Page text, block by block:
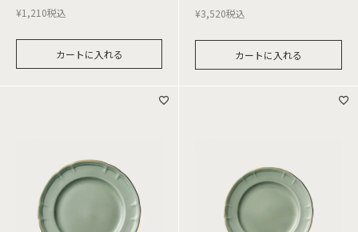
¥1,210税込
カートに入れる
¥3,520税込
カートに入れる